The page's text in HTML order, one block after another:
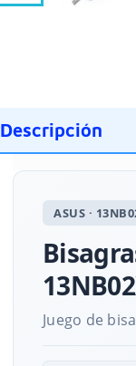
Descripción
ASUS ·
Juego de